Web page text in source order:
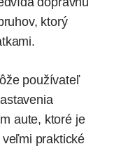
, ktorý
používateľ
aute, ktoré je
veľmi praktické